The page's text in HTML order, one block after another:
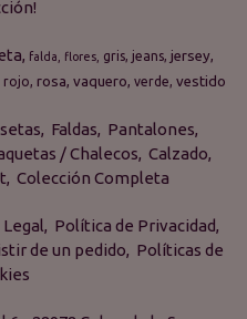
falda flores gris jeans jersey
rojo rosa vaquero verde vestido
Faldas
Pantalones
/ Chalecos Calzado
Colección Completa
Política de Privacidad
de un pedido
Políticas de